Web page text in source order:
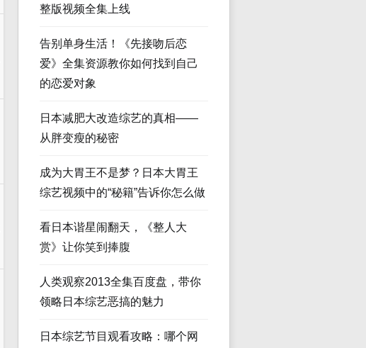
整版视频全集上线
告别单身生活！《先接吻后恋
爱》全集资源教你如何找到自己
的恋爱对象
日本减肥大改造综艺的真相——
从胖变瘦的秘密
成为大胃王不是梦？日本大胃王
综艺视频中的“秘籍”告诉你怎么做
看日本谐星闹翻天，《整人大
赏》让你笑到捧腹
人类观察2013全集百度盘，带你
领略日本综艺恶搞的魅力
日本综艺节目观看攻略：哪个网